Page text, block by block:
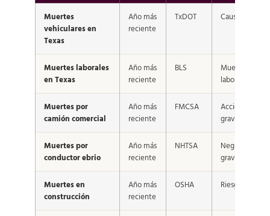
Muertes
vehiculares en
Texas
Año más
reciente
TxDOT Causa común
Muertes laborales
en Texas
Año más
reciente
BLS
Muerte
laboral
Muertes por
camión comercial
Año más
reciente
FMCSA
Accidentes
graves
Muertes por
conductor ebrio
Año más
reciente
NHTSA
Negligencia
grave
Muertes en
construcción
Año más
reciente
OSHA Riesgo laboral